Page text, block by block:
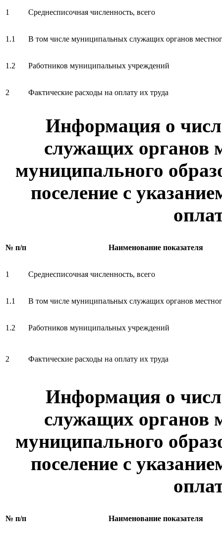
1 Среднесписочная численность, всего
1.1 В том числе муниципальных служащих органов
1.2 Работников муниципальных учреждений
2 Фактические расходы на оплату их труда
Информация о
служащих органов
муниципального
поселение с
№ п/п Наименование показателя
1 Среднесписочная численность, всего
1.1 В том числе муниципальных служащих органов
1.2 Работников муниципальных учреждений
2 Фактические расходы на оплату их труда
Информация о
служащих органов
муниципального
поселение с
№ п/п Наименование показателя